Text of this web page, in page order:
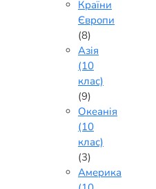
Країни
Європи
(8)
Азія
(10
клас)
(9)
Океанія
(10
клас)
(3)
Америка